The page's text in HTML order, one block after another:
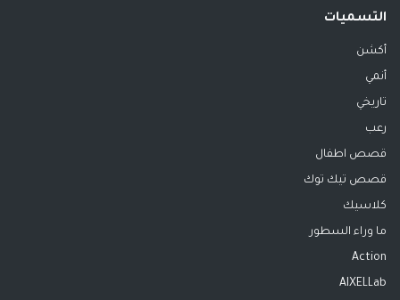
التسميات
أكشن
أنمي
تاريخي
رعب
قصص اطفال
قصص تيك توك
كلاسيك
ما وراء السطور
Action
AIXELLab